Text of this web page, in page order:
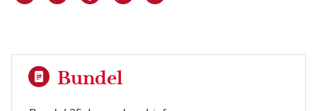
Bundel